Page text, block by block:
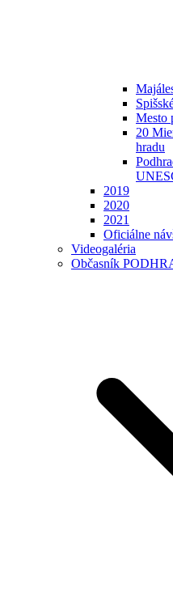
Mesto
20
hradu
2019
2020
2021
Oficiálne
Videogaléria
Občasník